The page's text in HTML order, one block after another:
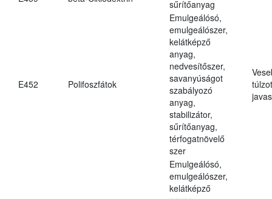
sűrítőanyag
E452 Polifoszfátok
Emulgeálósó,
emulgeálószer,
kelátképző
anyag,
nedvesítőszer,
savanyúságot
szabályozó
anyag,
stabilizátor,
sűrítőanyag,
térfogatnövelő
szer
Emulgeálósó,
emulgeálószer,
kelátképző